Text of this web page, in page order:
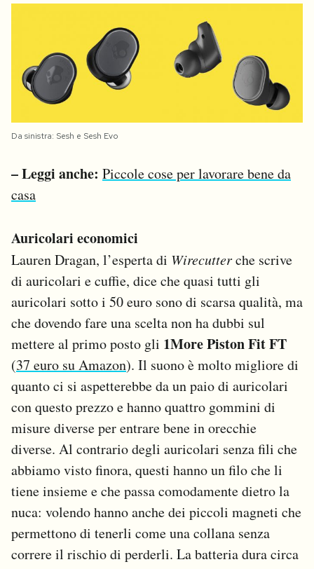
Da sinistra: Sesh e Sesh Evo
– Leggi anche: Piccole cose per lavorare bene da
casa
Auricolari economici
Lauren Dragan, l’esperta di Wirecutterche scrive
di auricolari e cuffie, dice che quasi tutti gli
auricolari sotto i 50 euro sono di scarsa qualità, ma
che dovendo fare una scelta non ha dubbi sul
mettere al primo posto gli 1More Piston Fit FT
(37 euro su Amazon). Il suono è molto migliore di
quanto ci si aspetterebbe da un paio di auricolari
con questo prezzo e hanno quattro gommini di
misure diverse per entrare bene in orecchie
diverse. Al contrario degli auricolari senza fili che
abbiamo visto finora, questi hanno un filo che li
tiene insieme e che passa comodamente dietro la
nuca: volendo hanno anche dei piccoli magneti che
permettono di tenerli come una collana senza
correre il rischio di perderli. La batteria dura circa